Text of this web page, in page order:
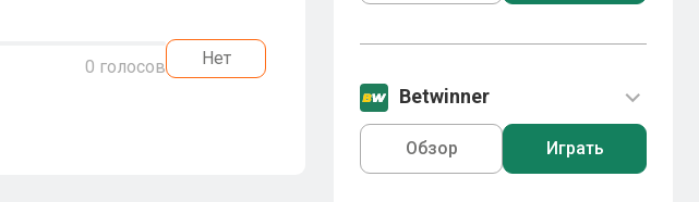
0 голосов Нет
Betwinner
Обзор Играть